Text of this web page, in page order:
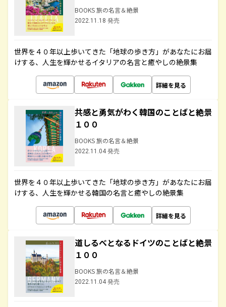
BOOKS 旅の名言＆絶景
2022.11.18 発売
世界を４０年以上歩いてきた「地球の歩き方」があなたにお届
けする、人生を輝かせるイタリアの名言と癒やしの絶景集
詳細を見る
共感と勇気がわく韓国のことばと絶景
１００
BOOKS 旅の名言＆絶景
2022.11.04 発売
世界を４０年以上歩いてきた「地球の歩き方」があなたにお届
けする、人生を輝かせる韓国の名言と癒やしの絶景集
詳細を見る
道しるべとなるドイツのことばと絶景
１００
BOOKS 旅の名言＆絶景
2022.11.04 発売